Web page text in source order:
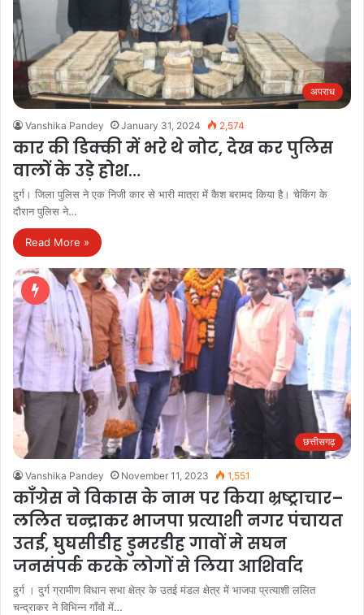
अपराध
Vanshika Pandey January 31, 2024 2,574
कार की डिक्की में भरे थे नोट, देख कर पुलिस
वालों के उड़े होश…
दुर्ग। जिला पुलिस ने एक निजी कार से भारी मात्रा में कैश बरामद किया है। चेकिंग के
दौरान पुलिस ने…
Read More »
छत्तीसगढ़
Vanshika Pandey November 11, 2023 1,551
काँग्रेस ने विकास के नाम पर किया भ्रष्ट्राचार–
ललित चन्द्राकर भाजपा प्रत्याशी नगर पंचायत
उतई, घुघसीडीह डुमरडीह गावों मे सघन
जनसंपर्क करके लोगों से लिया आशिर्वाद
दुर्ग । दुर्ग ग्रामीण विधान सभा क्षेत्र के उतई मंडल क्षेत्र में भाजपा प्रत्याशी ललित
चन्द्राकर ने विभिन्न गाँवों में…